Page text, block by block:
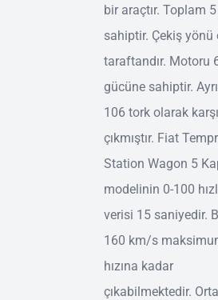
bir araçtır. Toplam
sahiptir. Çekiş yönü
taraftandır. Motoru
gücüne sahiptir.
106 tork olarak
çıkmıştır. Fiat
Station Wagon 5
modelinin 0-100
verisi 15 saniyedir.
160 km/s
hızına kadar
çıkabilmektedir.